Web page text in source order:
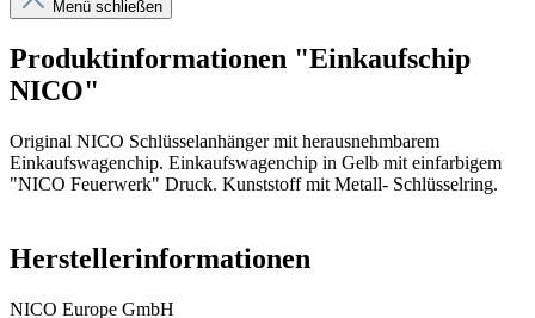
Menü schließen
Produktinformationen "Einkaufschip
NICO"
Original NICO Schlüsselanhänger mit herausnehmbarem
Einkaufswagenchip. Einkaufswagenchip in Gelb mit einfarbigem
"NICO Feuerwerk" Druck. Kunststoff mit Metall- Schlüsselring.
Herstellerinformationen
NICO Europe GmbH